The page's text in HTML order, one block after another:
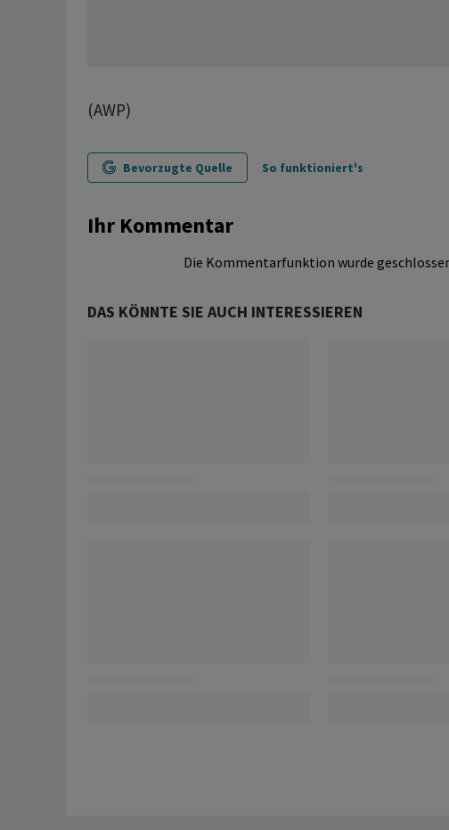
(AWP)
Bevorzugte Quelle So funktioniert's
Ihr Kommentar
Die Kommentarfunktion wurde
DAS KÖNNTE SIE AUCH INTERESSIEREN